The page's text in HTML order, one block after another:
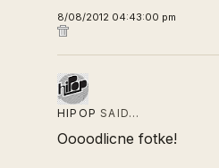
8/08/2012 04:43:00 pm
HIPOP SAID…
Oooodlicne fotke!